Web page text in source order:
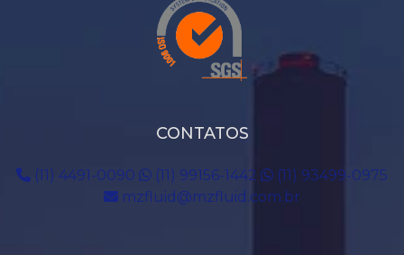
CONTATOS
(11) 4491-0090 (11) 99156-1442
(11) 93499-0975
mzfluid@mzfluid.com.br